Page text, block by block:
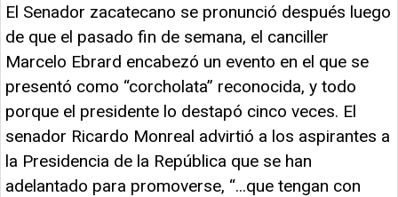
El Senador zacatecano se pronunció después luego
de que el pasado fin de semana, el canciller
Marcelo Ebrard encabezó un evento en el que se
presentó como “corcholata” reconocida, y todo
porque el presidente lo destapó cinco veces. El
senador Ricardo Monreal advirtió a los aspirantes a
la Presidencia de la República que se han
adelantado para promoverse, “...que tengan con